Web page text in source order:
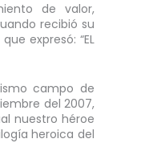
de valor,
recibió su
expresó: “EL
campo de
del 2007,
nuestro héroe
heroica del